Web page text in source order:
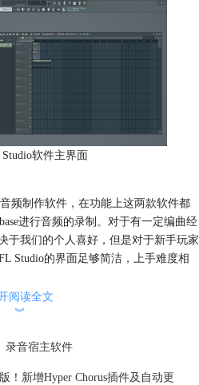
软件主界面
频制作软件，在功能上这两款软件都
进行音频的录制。对于有一定编曲经
于我们的个人喜好，但是对于新手玩家
Studio的界面足够简洁，上手难度相
阅读全文
︾
录音宿主软件
！新增Hyper Chorus插件及自动更